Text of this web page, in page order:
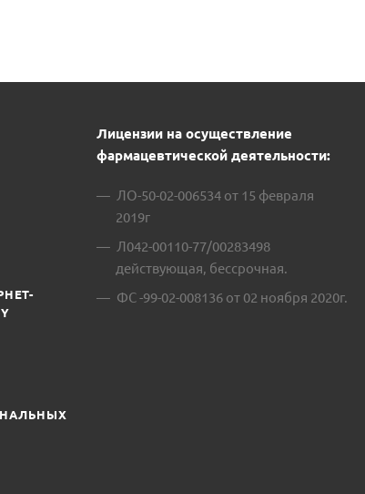
Лицензии на осуществление
фармацевтической деятельности:
ЛО-50-02-006534 от 15 февраля
2019г
Л042-00110-77/00283498
действующая, бессрочная.
ФС -99-02-008136 от 02 ноября 2020г.